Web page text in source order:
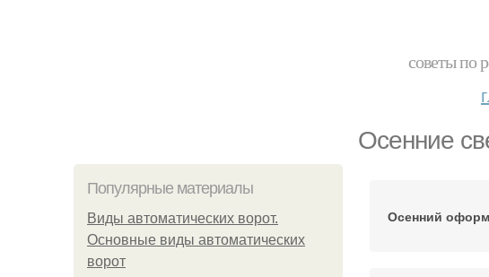
советы по
Осенние
Популярные материалы
Виды автоматических ворот.
Основные виды автоматических
ворот
Осенний